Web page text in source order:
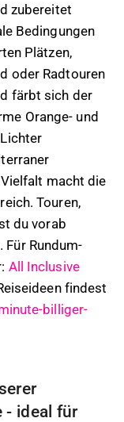
zubereitet
Bedingungen
Plätzen,
oder Radtouren
färbt sich der
Orange- und
macht die
Touren,
du vorab
Für Rundum-
All Inclusive
findest
billiger-
- ideal für